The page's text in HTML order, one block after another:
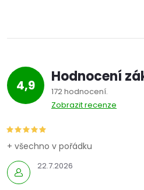
4,9 Hodnocení
172 hodnocení
Zobrazit recenze
22.7.2026
+ všechno v pořádku